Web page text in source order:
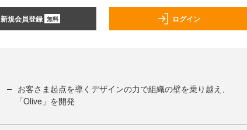
新規会員登録 無料 ログイン
お客さま起点を導くデザインの力で組織の壁を乗り越え、
「Olive」を開発